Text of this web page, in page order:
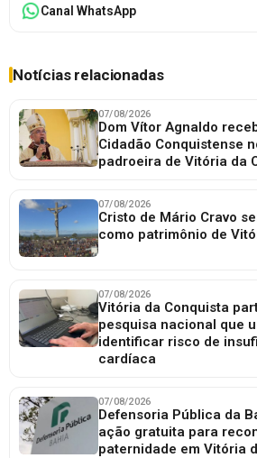
Canal WhatsApp
Notícias relacionadas
07/08/2026
Dom Vítor Agnaldo
Cidadão Conquistense
padroeira de Vitória da
07/08/2026
Cristo de Mário Cravo
como patrimônio de
07/08/2026
Vitória da Conquista
pesquisa nacional que
identificar risco de
cardíaca
07/08/2026
Defensoria Pública da
ação gratuita para
paternidade em Vitória